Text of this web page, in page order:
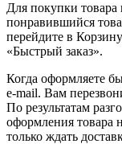
Для покупки
понравившийся
перейдите в
«Быстрый заказ».
Когда оформляете
e-mail. Вам
По результатам
оформления товара
только ждать